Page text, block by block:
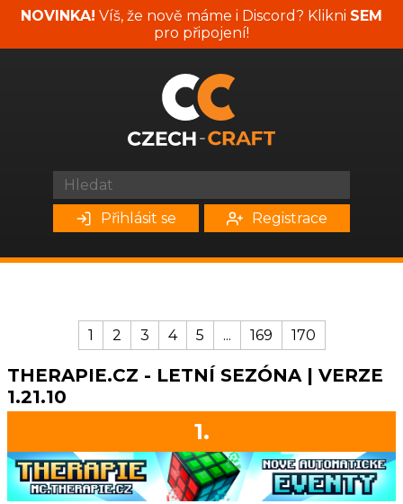
NOVINKA! Víš, že nově máme i Discord? Klikni SEM
pro připojení!
Přihlásit se Registrace
1 2 3 4 5 ... 169 170
THERAPIE.CZ - LETNÍ SEZÓNA | VERZE
1.21.10
1.